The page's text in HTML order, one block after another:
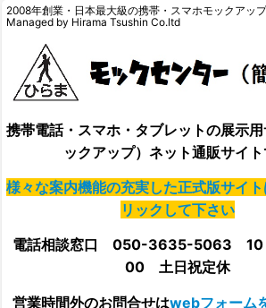
2008年創業・日本最大級の携帯・スマホモックアッ
Managed by Hirama Tsushin Co.ltd
携帯電話・スマホ・タブレットの展示
ックアップ）ネット通販サイ
様々な案内機能の充実した正式版サイ
リックして下さい
電話相談窓口 050-3635-5063 10
00 土日祝定休
営業時間外のお問合せはwebフォーム